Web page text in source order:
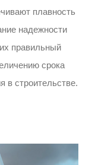
плавность
надежности
правильный
срока
в строительстве.